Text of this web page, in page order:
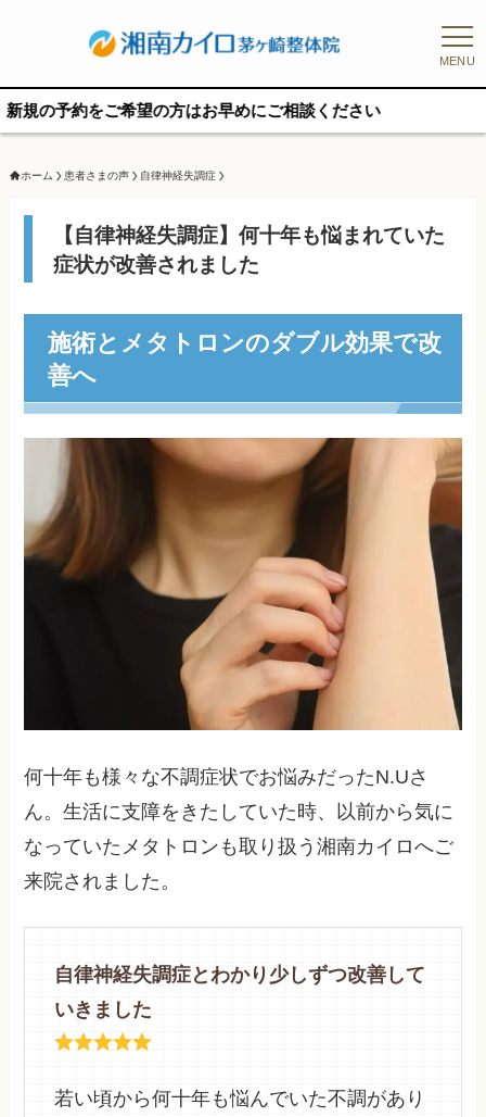
MENU
希望の方はお早めにご相談ください
ホーム 患者さまの声 自律神経失調症
【自律神経失調症】何十年も悩まれていた
症状が改善されました
施術とメタトロンのダブル効果で改
善へ
何十年も様々な不調症状でお悩みだったN.Uさ
ん。生活に支障をきたしていた時、以前から気に
なっていたメタトロンも取り扱う湘南カイロへご
来院されました。
自律神経失調症とわかり少しずつ改善して
いきました
若い頃から何十年も悩んでいた不調があり